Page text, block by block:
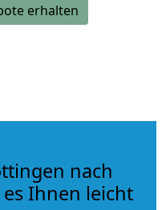
erhalten
nach
Ihnen leicht